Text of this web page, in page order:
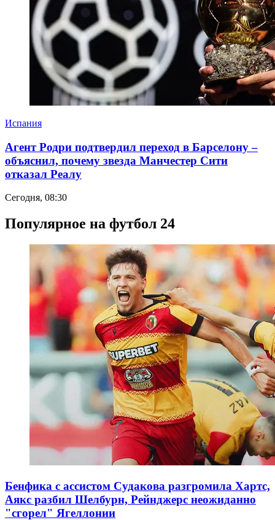
Испания
Агент Родри подтвердил переход в Барселону –
объяснил, почему звезда Манчестер Сити
отказал Реалу
Сегодня, 08:30
Популярное на футбол 24
Бенфика с ассистом Судакова разгромила Хартс,
Аякс разбил Шелбурн, Рейнджерс неожиданно
"сгорел" Ягеллонии